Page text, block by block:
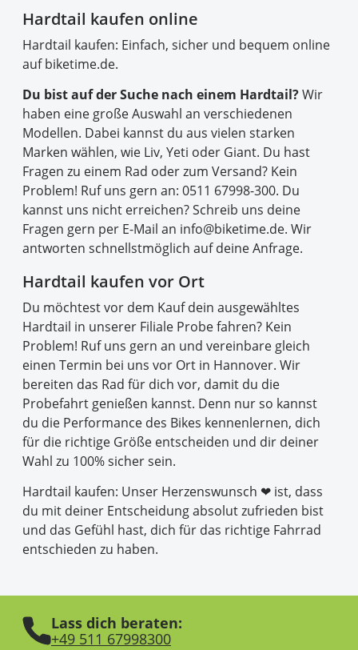
Hardtail kaufen online
Hardtail kaufen: Einfach, sicher und bequem online
auf biketime.de.
Du bist auf der Suche nach einem Hardtail?Wir
haben eine große Auswahl an verschiedenen
Modellen. Dabei kannst du aus vielen starken
Marken wählen, wie Liv, Yeti oder Giant. Du hast
Fragen zu einem Rad oder zum Versand? Kein
Problem! Ruf uns gern an: 0511 67998-300. Du
kannst uns nicht erreichen? Schreib uns deine
Fragen gern per E-Mail an info@biketime.de. Wir
antworten schnellstmöglich auf deine Anfrage.
Hardtail kaufen vor Ort
Du möchtest vor dem Kauf dein ausgewähltes
Hardtail in unserer Filiale Probe fahren? Kein
Problem! Ruf uns gern an und vereinbare gleich
einen Termin bei uns vor Ort in Hannover. Wir
bereiten das Rad für dich vor, damit du die
Probefahrt genießen kannst. Denn nur so kannst
du die Performance des Bikes kennenlernen, dich
für die richtige Größe entscheiden und dir deiner
Wahl zu 100% sicher sein.
Hardtail kaufen: Unser Herzenswunsch ❤ ist, dass
du mit deiner Entscheidung absolut zufrieden bist
und das Gefühl hast, dich für das richtige Fahrrad
entschieden zu haben.
Lass dich beraten:
+49 511 67998300